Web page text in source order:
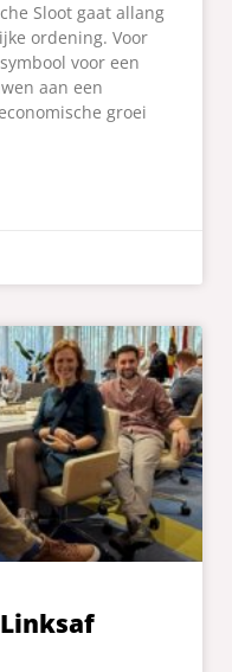
Sloot gaat allang
ordening. Voor
voor een
aan een
groei